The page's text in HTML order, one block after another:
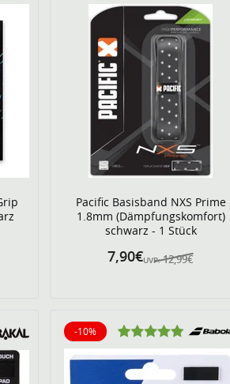
Pacific Basisband NXS Prime
1.8mm (Dämpfungskomfort)
schwarz - 1 Stück
UVP: 12,99€
7,90€
-10%
10% reduziert